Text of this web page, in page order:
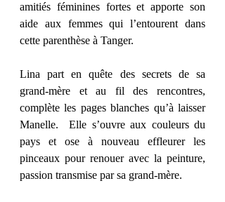
amitiés féminines fortes et apporte son
aide aux femmes qui l’entourent dans
cette parenthèse à Tanger.
Lina part en quête des secrets de sa
grand-mère et au fil des rencontres,
complète les pages blanches qu’à laisser
Manelle.  Elle s’ouvre aux couleurs du
pays et ose à nouveau effleurer les
pinceaux pour renouer avec la peinture,
passion transmise par sa grand-mère.